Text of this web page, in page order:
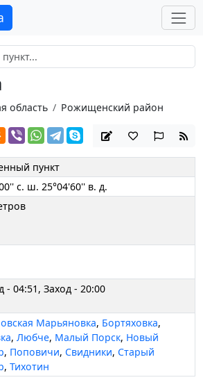
область Рожищенский район
пункт
с. ш. 25°04'60'' в. д.
- 04:51, Заход - 20:00
Марьяновка, Бортяховка,
,Любче, Малый Порск, Новый
, Поповичи, Свидники, Старый
,Тихотин